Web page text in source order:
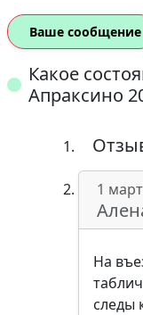
Ваше сообщение
Какое
Апраксино
1
На
следы